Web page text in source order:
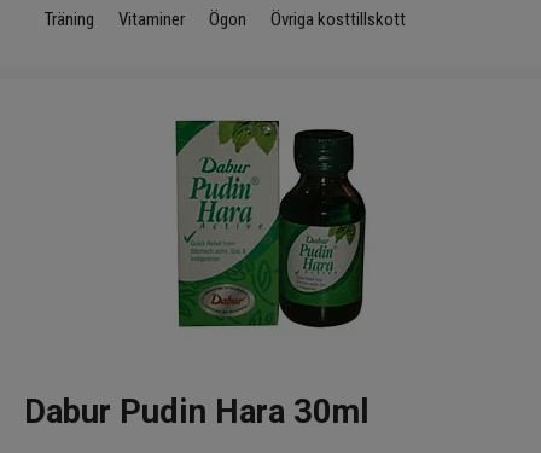
Transdermala plåster
Träning Vitaminer Ögon Övriga kosttillskott
Dabur Pudin Hara 30ml